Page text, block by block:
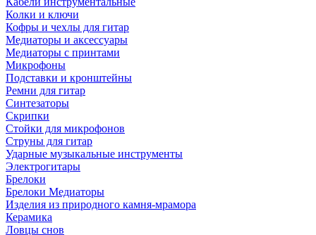
Колки и ключи
Кофры и чехлы для гитар
Медиаторы и аксессуары
Медиаторы с принтами
Микрофоны
Подставки и кронштейны
Ремни для гитар
Синтезаторы
Скрипки
Стойки для микрофонов
Струны для гитар
Ударные музыкальные инструменты
Электрогитары
Брелоки
Брелоки Медиаторы
Изделия из природного камня-мрамора
Керамика
Ловцы снов